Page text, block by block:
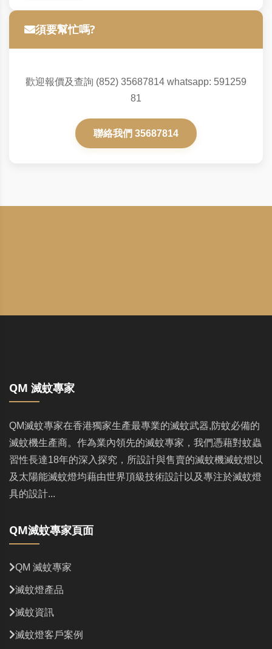
須要幫忙嗎?
歡迎報價及查詢 (852) 35687814 whatsapp: 591259
81
聯絡我們 35687814
QM 滅蚊專家
QM滅蚊專家在香港獨家生產最專業的滅蚊武器,防蚊必備的
滅蚊機生產商。作為業內領先的滅蚊專家，我們憑藉對蚊蟲
習性長達18年的深入探究，所設計與售賣的滅蚊機滅蚊燈以
及太陽能滅蚊燈均藉由世界頂級技術設計以及專注於滅蚊燈
具的設計...
QM滅蚊專家頁面
QM 滅蚊專家
滅蚊燈產品
滅蚊資訊
滅蚊燈客戶案例